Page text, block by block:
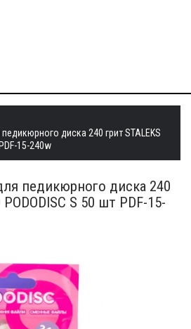
педикюрного диска 240 грит STALEKS
15-240w
педикюрного диска 240
PODODISC S 50 шт PDF-15-